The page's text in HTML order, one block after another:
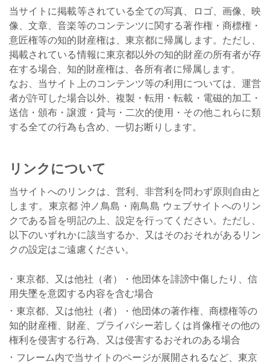
当サイトに掲載等されている全ての写真、ロゴ、画像、映
像、文章、音楽等のコンテンツに関する著作権・商標権・
意匠権等の知的財産権は、東京都に帰属します。ただし、
掲載されている情報に東京都以外の知的財産の所有者が存
在する場合、知的財産権は、各所有者に帰属します。
なお、当サイト上のコンテンツ等の利用については、運営
者が許可した場合以外、複製・転用・転載・電磁的加工・
送信・頒布・譲渡・貸与・二次的使用・その他これらに類
する全ての行為も含め、一切お断りします。
リンクについて
当サイトへのリンクは、営利、非営利を問わず原則自由と
します。東京都 沖ノ鳥島・南鳥島 ウェブサイトへのリン
クである旨を明記の上、設定を行ってください。ただし、
以下のいずれかに該当するか、又はそのおそれがあるリン
クの設定はご遠慮ください。
東京都、又は他社（者）・他団体を誹謗中傷したり、信
用失墜を意図する内容を含む場合
東京都、又は他社（者）・他団体の著作権、商標権等の
知的財産権、財産、プライバシー若しくは肖像権その他の
権利を侵害する行為、又は侵害するおそれのある場合
フレーム内で当サイトのページが展開されるなど、東京